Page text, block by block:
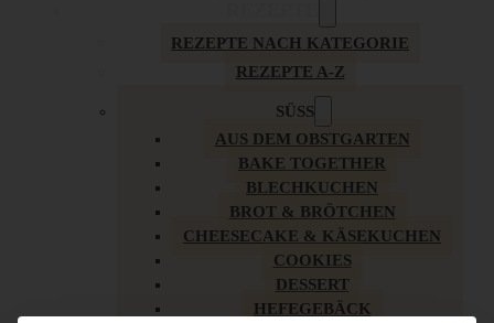
REZEPTE NACH KATEGORIE
REZEPTE A-Z
SÜSS
AUS DEM OBSTGARTEN
BAKE TOGETHER
BLECHKUCHEN
BROT & BRÖTCHEN
CHEESECAKE & KÄSEKUCHEN
COOKIES
DESSERT
HEFEGEBÄCK